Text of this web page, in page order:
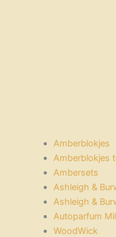
Amberblokjes
Amberblokjes
Ambersets
Ashleigh &
Ashleigh &
Autoparfum
WoodWick